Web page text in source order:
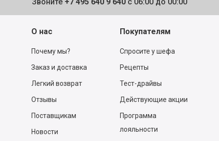
О нас
Почему мы?
Заказ и доставка
Легкий возврат
Отзывы
Поставщикам
Новости
Покупателям
Спросите у шефа
Рецепты
Тест-драйвы
Действующие акции
Программа
лояльности